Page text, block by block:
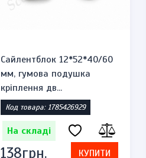
Сайлентблок 12*52*40/60
мм, гумова подушка
кріплення дв...
Код товара: 1785426929
На складі
138грн. КУПИТИ